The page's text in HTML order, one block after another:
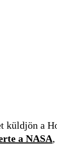
küldjön a
a NASA